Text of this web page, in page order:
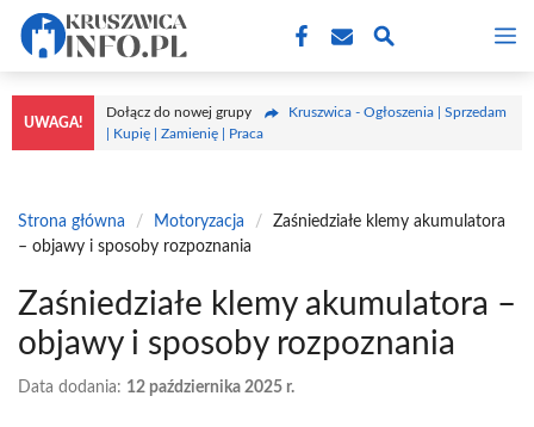
Przejdź
treści
UWAGA!
Dołącz do nowej grupy
Kruszwica - Ogłoszenia | Sprzedam
| Kupię | Zamienię | Praca
Strona główna / Motoryzacja /
Zaśniedziałe klemy akumulatora
– objawy i sposoby rozpoznania
Zaśniedziałe klemy akumulatora –
objawy i sposoby rozpoznania
Data dodania: 12 października 2025 r.